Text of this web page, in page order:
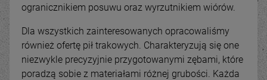
ogranicznikiem posuwu oraz wyrzutnikiem wiórów.
Dla wszystkich zainteresowanych opracowaliśmy
również ofertę pił trakowych. Charakteryzują się one
niezwykle precyzyjnie przygotowanymi zębami, które
poradzą sobie z materiałami różnej grubości. Każda